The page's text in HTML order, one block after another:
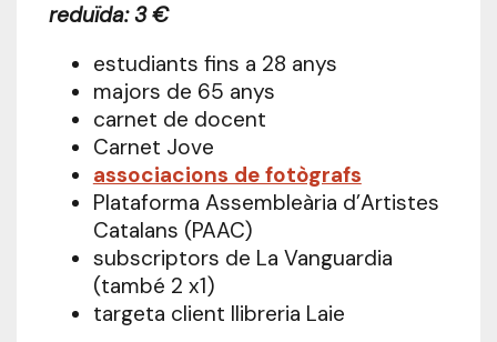
reduïda: 3 €
estudiants fins a 28 anys
majors de 65 anys
carnet de docent
Carnet Jove
associacions de fotògrafs
Plataforma Assembleària d’Artistes
Catalans (PAAC)
subscriptors de La Vanguardia
(també 2 x1)
targeta client llibreria Laie